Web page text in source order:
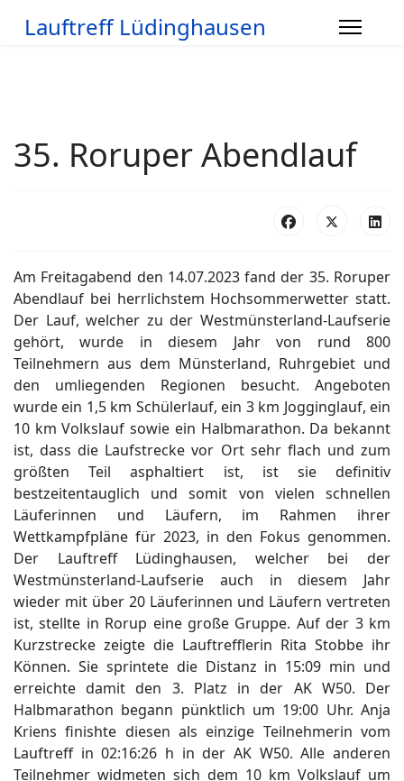
Lauftreff Lüdinghausen
35. Roruper Abendlauf
Am Freitagabend den 14.07.2023 fand der 35. Roruper
Abendlauf bei herrlichstem Hochsommerwetter statt.
Der Lauf, welcher zu der Westmünsterland-Laufserie
gehört, wurde in diesem Jahr von rund 800
Teilnehmern aus dem Münsterland, Ruhrgebiet und
den umliegenden Regionen besucht. Angeboten
wurde ein 1,5 km Schülerlauf, ein 3 km Jogginglauf, ein
10 km Volkslauf sowie ein Halbmarathon. Da bekannt
ist, dass die Laufstrecke vor Ort sehr flach und zum
größten Teil asphaltiert ist, ist sie definitiv
bestzeitentauglich und somit von vielen schnellen
Läuferinnen und Läufern, im Rahmen ihrer
Wettkampfpläne für 2023, in den Fokus genommen.
Der Lauftreff Lüdinghausen, welcher bei der
Westmünsterland-Laufserie auch in diesem Jahr
wieder mit über 20 Läuferinnen und Läufern vertreten
ist, stellte in Rorup eine große Gruppe. Auf der 3 km
Kurzstrecke zeigte die Lauftrefflerin Rita Stobbe ihr
Können. Sie sprintete die Distanz in 15:09 min und
erreichte damit den 3. Platz in der AK W50. Der
Halbmarathon begann pünktlich um 19:00 Uhr. Anja
Kriens finishte diesen als einzige Teilnehmerin vom
Lauftreff in 02:16:26 h in der AK W50. Alle anderen
Teilnehmer widmeten sich dem 10 km Volkslauf um